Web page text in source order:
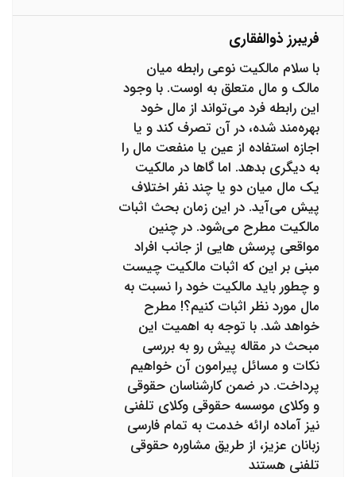
فریبرز ذوالفقاری
با سلام مالکیت نوعی رابطه میان
مالک و مال متعلق به اوست. با وجود
این رابطه فرد می‌تواند از مال خود
بهره‌مند شده، در آن تصرف کند و یا
اجازه استفاده از عین یا منفعت مال را
به دیگری بدهد. اما گاها در مالکیت
یک مال میان دو یا چند نفر اختلاف
پیش می‌آید. در این زمان بحث اثبات
مالکیت مطرح می‌شود. در چنین
مواقعی پرسش هایی از جانب افراد
مبنی بر این که اثبات مالکیت چیست
و چطور باید مالکیت خود را نسبت به
مال مورد نظر اثبات کنیم؟! مطرح
خواهد شد. با توجه به اهمیت این
مبحث در مقاله پیش رو به بررسی
نکات و مسائل پیرامون آن خواهیم
پرداخت. در ضمن کارشناسان حقوقی
و وکلای موسسه حقوقی وکلای تلفنی
نیز آماده ارائه خدمت به تمام فارسی
زبانان عزیز، از طریق مشاوره حقوقی
تلفنی هستند